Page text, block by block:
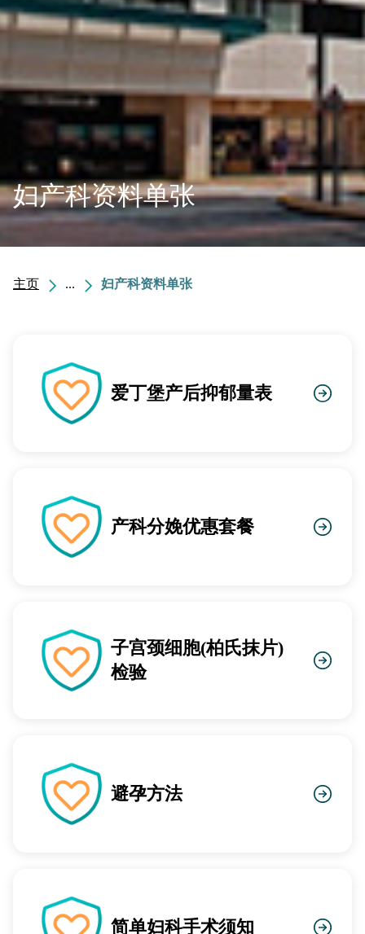
妇产科资料单张
主页 ... 妇产科资料单张
爱丁堡产后抑郁量表
产科分娩优惠套餐
子宫颈细胞(柏氏抹片)
检验
避孕方法
简单妇科手术须知